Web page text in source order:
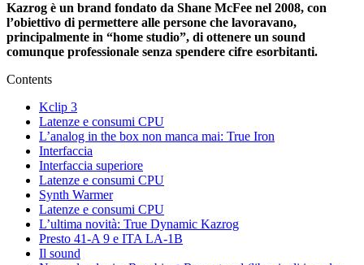
Kazrog è un brand fondato da Shane McFee nel 2008, con
l’obiettivo di permettere alle persone che lavoravano,
principalmente in “home studio”, di ottenere un sound
comunque professionale senza spendere cifre esorbitanti.
Contents
Kclip 3
Latenze e consumi CPU
L’analog in the box non manca mai: True Iron
Interfaccia
Interfaccia superiore
Latenze e consumi CPU
Synth Warmer
Latenze e consumi CPU
L’ultima novità: True Dynamic Kazrog
Presto 41-A 9 e ITA LA-1B
Il sound